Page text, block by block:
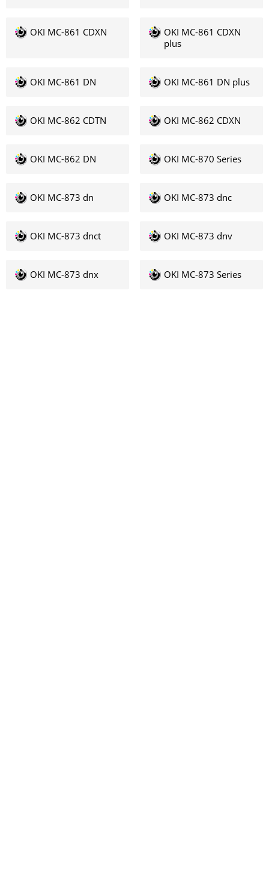
OKI MC-861 CDXN
OKI MC-861 CDXN
plus
OKI MC-861 DN OKI MC-861 DN plus
OKI MC-862 CDTN OKI MC-862 CDXN
OKI MC-862 DN OKI MC-870 Series
OKI MC-873 dn OKI MC-873 dnc
OKI MC-873 dnct OKI MC-873 dnv
OKI MC-873 dnx OKI MC-873 Series